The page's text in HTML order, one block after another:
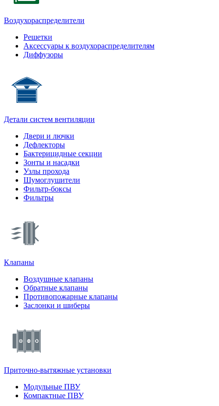
Воздухораспределители
Решетки
Аксессуары к воздухораспределителям
Диффузоры
Детали систем вентиляции
Двери и лючки
Дефлекторы
Бактерицидные секции
Зонты и насадки
Узлы прохода
Шумоглушители
Фильтр-боксы
Фильтры
Клапаны
Воздушные клапаны
Обратные клапаны
Противопожарные клапаны
Заслонки и шиберы
Приточно-вытяжные установки
Модульные ПВУ
Компактные ПВУ